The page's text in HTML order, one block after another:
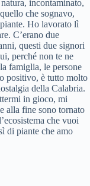
incontaminato,
che sognavo,
Ho lavorato lì
C’erano due
questi due signori
perché non te ne
famiglia, le persone
positivo, è tutto molto
della Calabria.
in gioco, mi
alla fine sono tornato
che vuoi
di piante che amo